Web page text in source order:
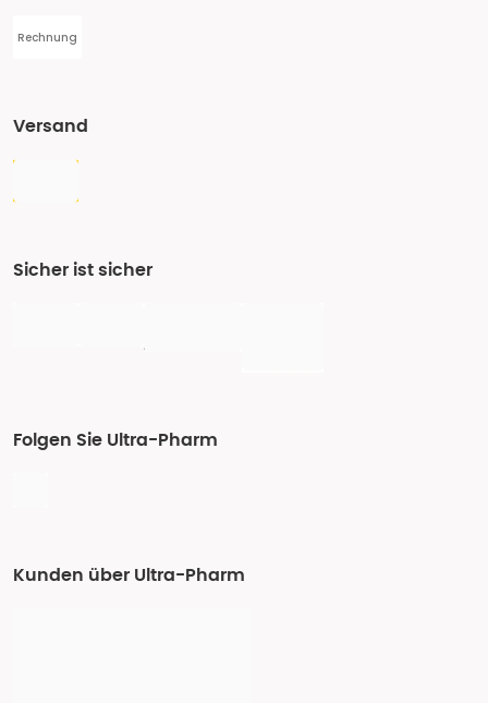
Rechnung
Versand
Sicher ist sicher
Folgen Sie Ultra-Pharm
Kunden über Ultra-Pharm